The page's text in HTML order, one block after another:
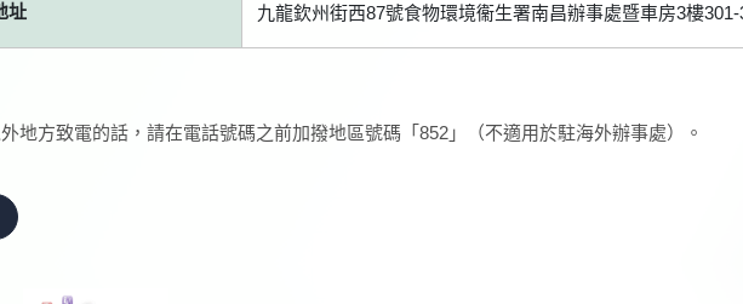
址 九龍欽州街西87號食物環境衞生署南昌辦事處暨車房3樓301-
地方致電的話，請在電話號碼之前加撥地區號碼「852」（不適用於駐海外辦事處）。